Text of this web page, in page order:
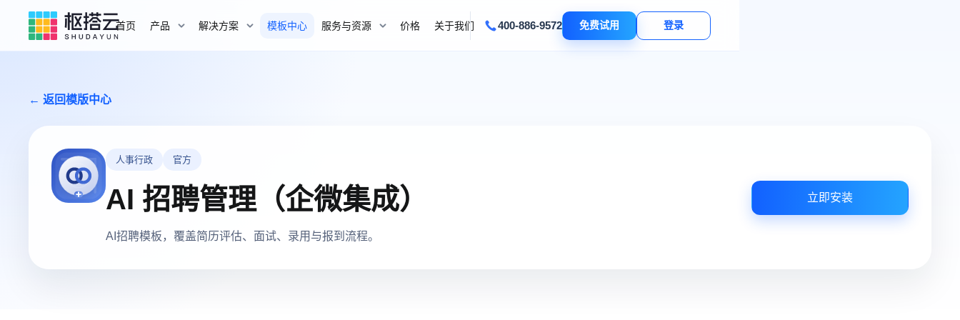
首页 产品 解决方案 模板中心 服务与资源 价格 关于我们 400-886-9572 免费试用 登录
← 返回模版中心
人事行政 官方
AI 招聘管理（企微集成）
AI招聘模板，覆盖简历评估、面试、录用与报到流程。
立即安装